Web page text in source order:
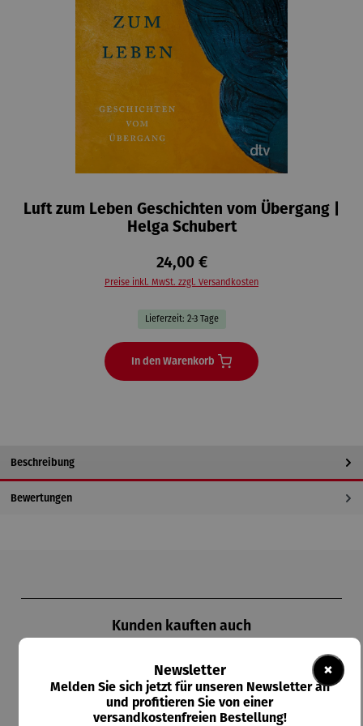
Luft zum Leben Geschichten vom Übergang |
Helga Schubert
24,00 €
Preise inkl. MwSt. zzgl. Versandkosten
Lieferzeit: 2-3 Tage
In den Warenkorb
Beschreibung
Bewertungen
Kunden kauften auch
×
Newsletter
Melden Sie sich jetzt für unseren Newsletter an
und profitieren Sie von einer
versandkostenfreien Bestellung!